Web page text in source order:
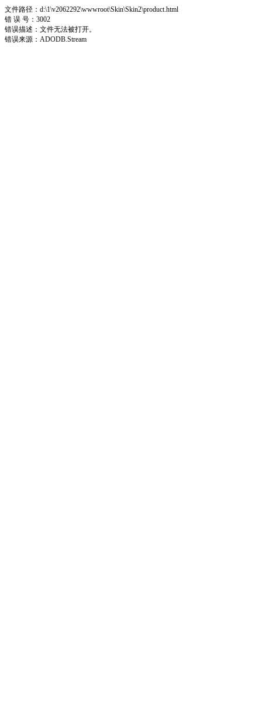
文件路径：d:\1\v2062292\wwwroot\Skin\Skin2\product.html
错 误 号：3002
错误描述：文件无法被打开。
错误来源：ADODB.Stream